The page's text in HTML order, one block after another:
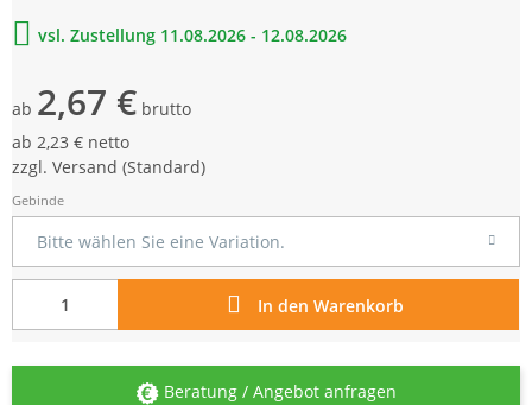
vsl. Zustellung 11.08.2026 - 12.08.2026
ab 2,67 € brutto
ab 2,23 € netto
zzgl. Versand (Standard)
Gebinde
Bitte wählen Sie eine Variation.
In den Warenkorb
Beratung / Angebot anfragen